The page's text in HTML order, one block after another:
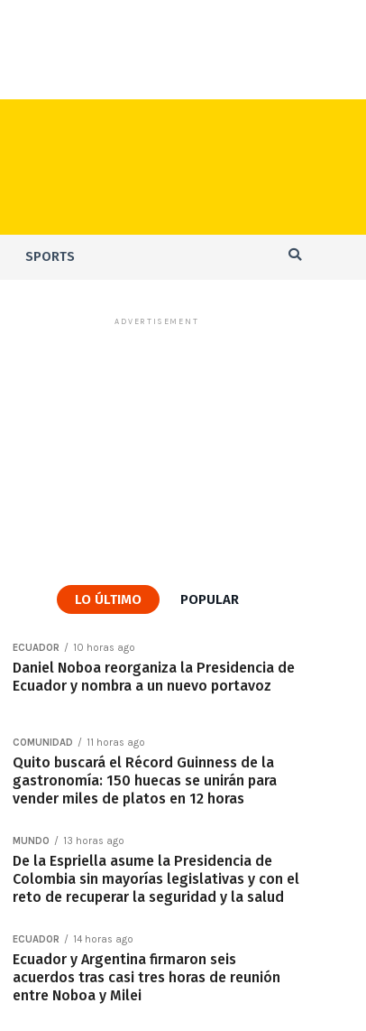
SPORTS
ADVERTISEMENT
LO ÚLTIMO POPULAR
ECUADOR 10 horas ago
Daniel Noboa reorganiza la Presidencia de
Ecuador y nombra a un nuevo portavoz
COMUNIDAD 11 horas ago
Quito buscará el Récord Guinness de la
gastronomía: 150 huecas se unirán para
vender miles de platos en 12 horas
MUNDO 13 horas ago
De la Espriella asume la Presidencia de
Colombia sin mayorías legislativas y con el
reto de recuperar la seguridad y la salud
ECUADOR 14 horas ago
Ecuador y Argentina firmaron seis
acuerdos tras casi tres horas de reunión
entre Noboa y Milei